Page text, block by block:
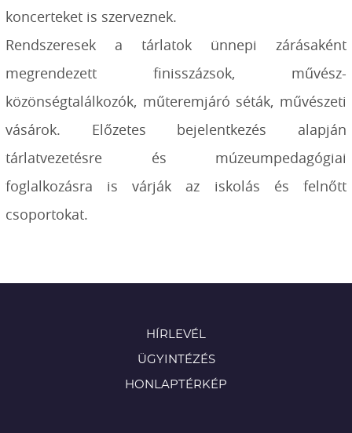
koncerteket is szerveznek.
Rendszeresek a tárlatok ünnepi zárásaként
megrendezett finisszázsok, művész-
közönségtalálkozók, műteremjáró séták, művészeti
vásárok. Előzetes bejelentkezés alapján
tárlatvezetésre és múzeumpedagógiai
foglalkozásra is várják az iskolás és felnőtt
csoportokat.
HÍRLEVÉL
ÜGYINTÉZÉS
HONLAPTÉRKÉP